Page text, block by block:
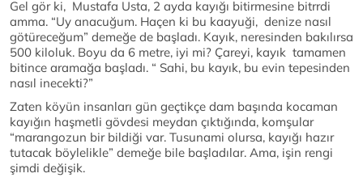
Gel gör ki, Mustafa Usta, 2 ayda kayığı bitirmesine bitrrdi
amma. “Uy anacuğum. Haçen ki bu kaayuği, denize nasıl
götüreceğum” demeğe de başladı. Kayık, neresinden bakılırsa
500 kiloluk. Boyu da 6 metre, iyi mi? Çareyi, kayık tamamen
bitince aramağa başladı. “ Sahi, bu kayık, bu evin tepesinden
nasıl inecekti?”
Zaten köyün insanları gün geçtikçe dam başında kocaman
kayığın haşmetli gövdesi meydan çıktığında, komşular
“marangozun bir bildiği var. Tusunami olursa, kayığı hazır
tutacak böylelikle” demeğe bile başladılar. Ama, işin rengi
şimdi değişik.